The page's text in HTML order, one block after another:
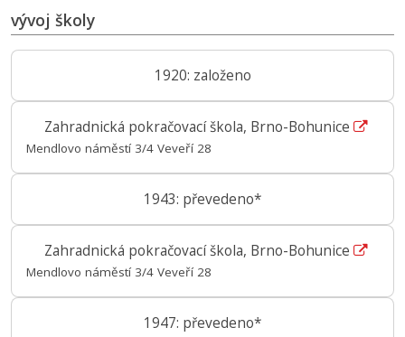
vývoj školy
1920: založeno
Zahradnická pokračovací škola, Brno-Bohunice
Mendlovo náměstí 3/4 Veveří 28
1943: převedeno*
Zahradnická pokračovací škola, Brno-Bohunice
Mendlovo náměstí 3/4 Veveří 28
1947: převedeno*